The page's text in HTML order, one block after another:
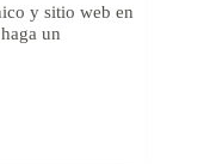
y sitio web en
un